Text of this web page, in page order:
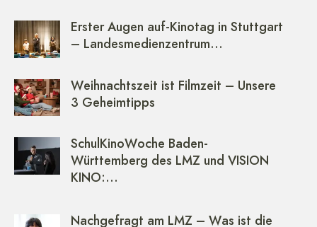
Erster Augen auf-Kinotag in Stuttgart
– Landesmedienzentrum…
Weihnachtszeit ist Filmzeit – Unsere
3 Geheimtipps
SchulKinoWoche Baden-
Württemberg des LMZ und VISION
KINO:…
Nachgefragt am LMZ – Was ist die